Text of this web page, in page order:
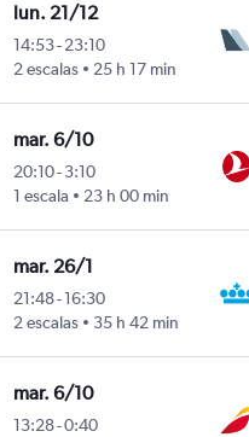
lun. 21/12
14:53-23:10
2 escalas
25 h 17 min
mar. 6/10
20:10-3:10
1 escala
23 h 00 min
mar. 26/1
21:48-16:30
2 escalas
35 h 42 min
mar. 6/10
13:28-0:40